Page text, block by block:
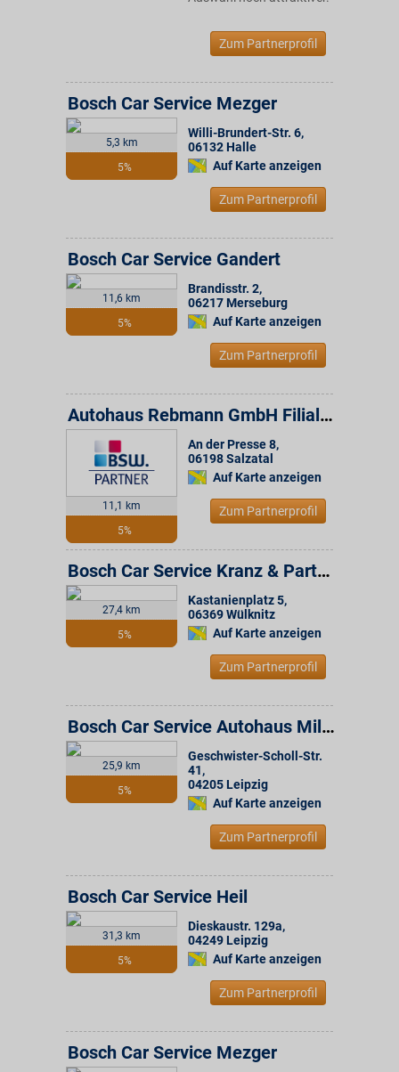
Zum Partnerprofil
5,3 km
5%
Bosch Car Service Mezger
Willi-Brundert-Str. 6,
06132 Halle
Auf Karte anzeigen
Zum Partnerprofil
11,6 km
5%
Bosch Car Service Gandert
Brandisstr. 2,
06217 Merseburg
Auf Karte anzeigen
Zum Partnerprofil
11,1 km
5%
Autohaus Rebmann GmbH Filiale Bennstedt
An der Presse 8,
06198Salzatal
Auf Karte anzeigen
Zum Partnerprofil
27,4 km
5%
Bosch Car Service Kranz & Partner
Kastanienplatz 5,
06369Wülknitz
Auf Karte anzeigen
Zum Partnerprofil
25,9 km
5%
Bosch Car Service Autohaus Miltitz
Geschwister-Scholl-Str.
41,
04205 Leipzig
Auf Karte anzeigen
Zum Partnerprofil
31,3 km
5%
Bosch Car Service Heil
Dieskaustr. 129a,
04249 Leipzig
Auf Karte anzeigen
Zum Partnerprofil
Bosch Car Service Mezger